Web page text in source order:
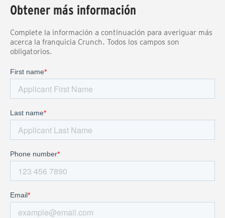
Obtener más información
Complete la información a continuación para averiguar más
acerca la franquicia Crunch. Todos los campos son
obligatorios.